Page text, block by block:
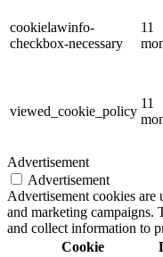
cookielawinfo-
checkbox-necessary
11
viewed_cookie_policy
11
Advertisement
Advertisement
Advertisement cookies are
and marketing campaigns.
and collect information to
Cookie